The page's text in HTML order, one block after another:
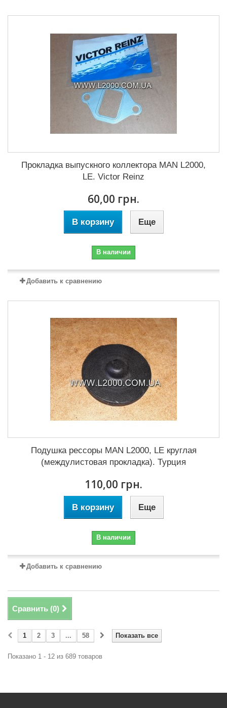
Прокладка выпускного коллектора MAN L2000,
LE. Victor Reinz
60,00 грн.
В корзину Еще
В наличии
Добавить к сравнению
Подушка рессоры MAN L2000, LE круглая
(междулистовая прокладка). Турция
110,00 грн.
В корзину Еще
В наличии
Добавить к сравнению
Сравнить (0)
Показать все
1 2 3 ... 58
Показано 1 - 12 из 689 товаров